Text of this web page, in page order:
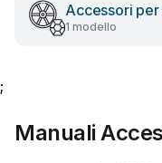
Accessori
1 modello
;
Manuali